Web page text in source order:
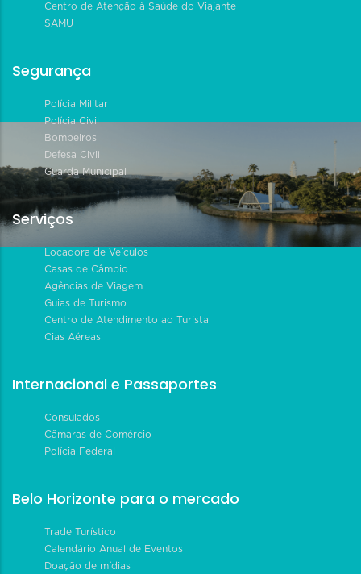
Centro de Atenção à Saúde do Viajante
SAMU
Segurança
Polícia Militar
Polícia Civil
Bombeiros
Defesa Civil
Guarda Municipal
Serviços
Locadora de Veículos
Casas de Câmbio
Agências de Viagem
Guias de Turismo
Centro de Atendimento ao Turista
Cias Aéreas
Internacional e Passaportes
Consulados
Câmaras de Comércio
Polícia Federal
Belo Horizonte para o mercado
Trade Turístico
Calendário Anual de Eventos
Doação de mídias